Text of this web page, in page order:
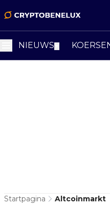
NIEUWS
Startpagina Altcoinmarkt